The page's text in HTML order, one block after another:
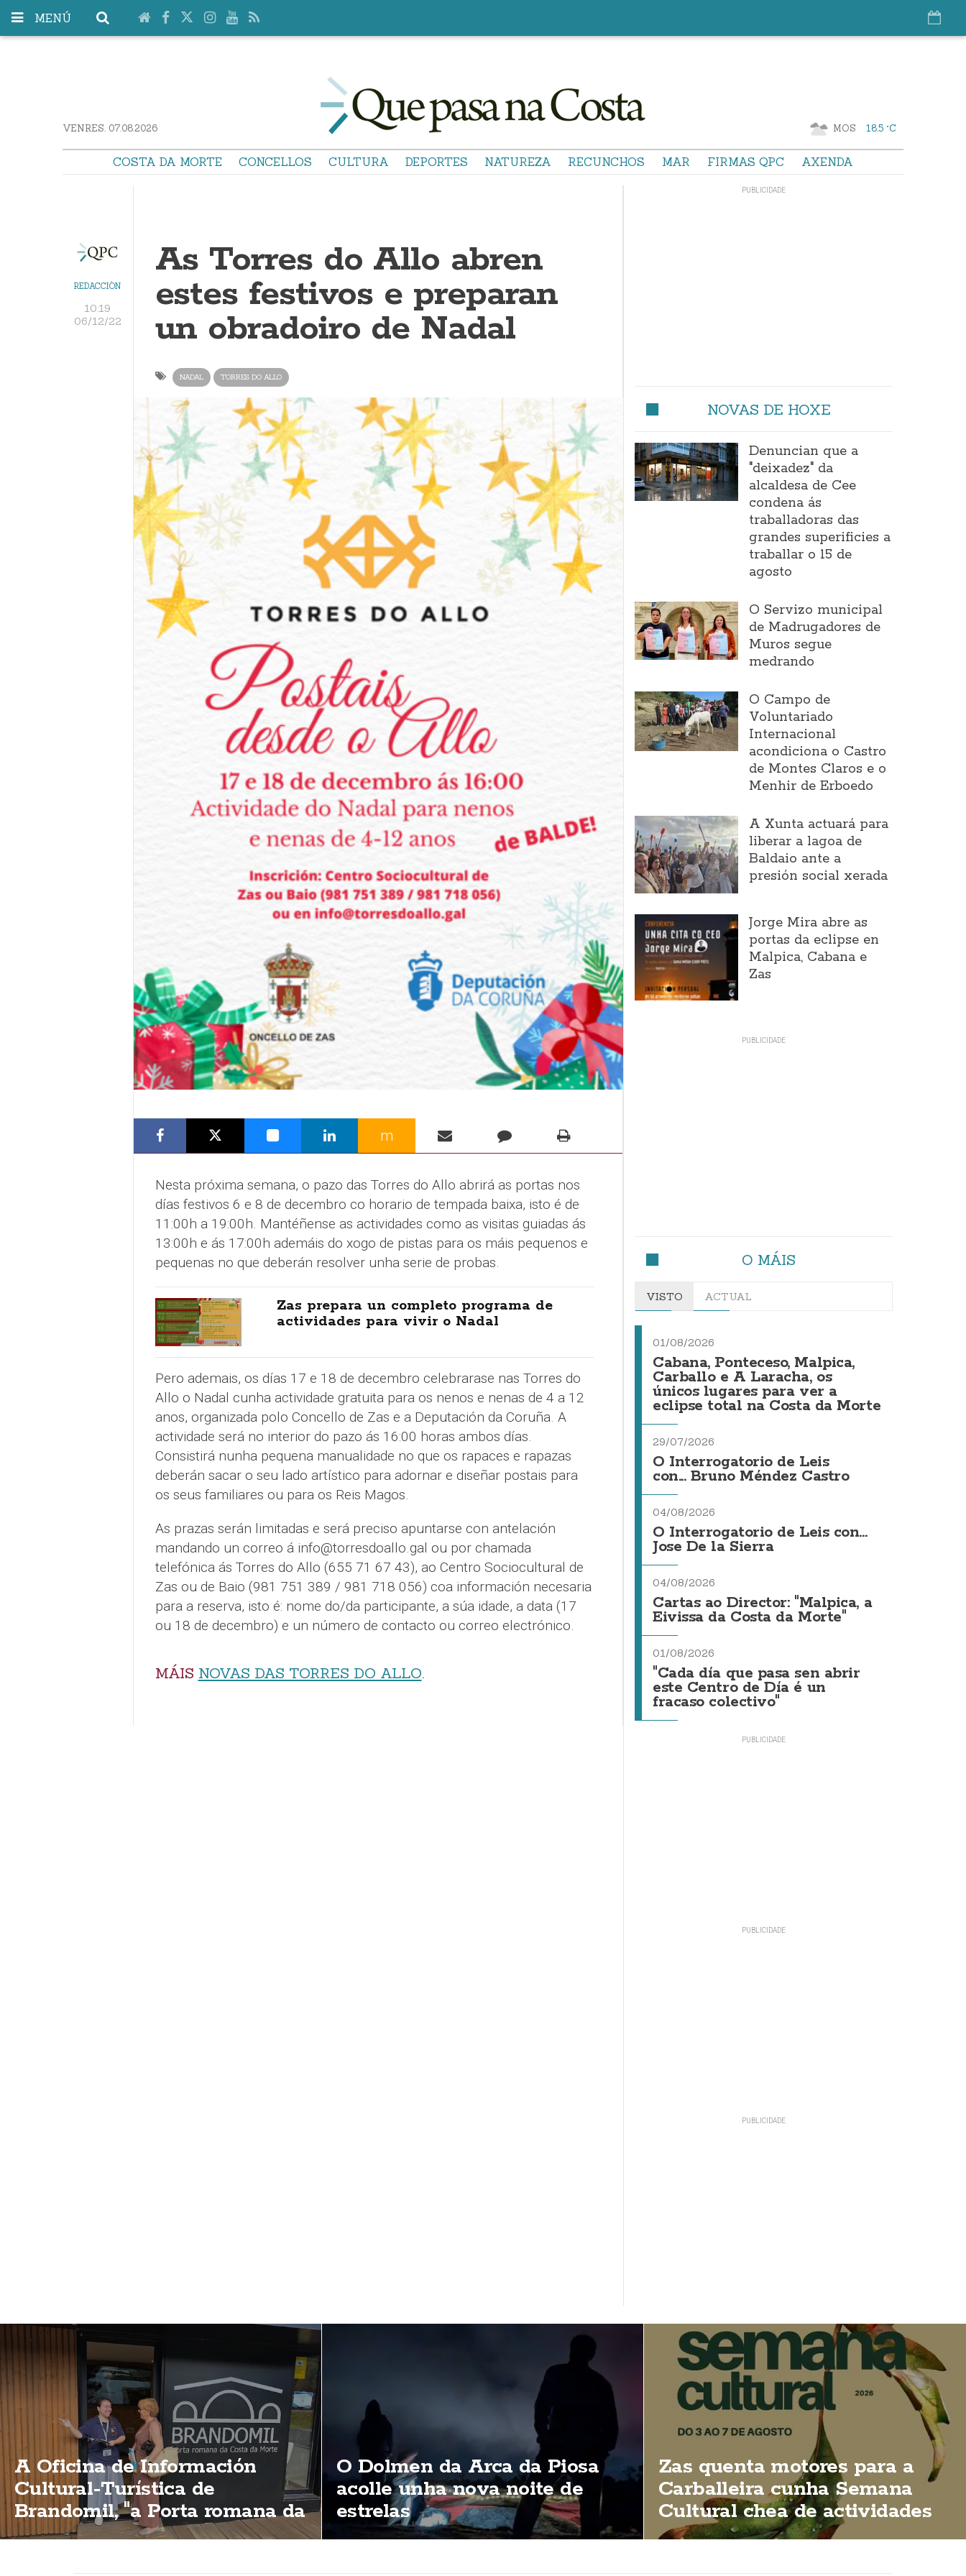
MENÚ
VENRES. 07.08.2026 MOS 18.5 °C
COSTA DA MORTE CONCELLOS CULTURA DEPORTES NATUREZA RECUNCHOS MAR FIRMAS QPC AXENDA
REDACCIÓN
10:19
06/12/22
As Torres do Allo abren
estes festivos e preparan
un obradoiro de Nadal
NADAL TORRES DO ALLO
m
Nesta próxima semana, o pazo das Torres do Allo abrirá as portas nos
días festivos 6 e 8 de decembro co horario de tempada baixa, isto é de
11:00h a 19:00h. Mantéñense as actividades como as visitas guiadas ás
13:00h e ás 17:00h ademáis do xogo de pistas para os máis pequenos e
pequenas no que deberán resolver unha serie de probas.
Zas prepara un completo programa de
actividades para vivir o Nadal
Pero ademais, os días 17 e 18 de decembro celebrarase nas Torres do
Allo o Nadal cunha actividade gratuita para os nenos e nenas de 4 a 12
anos, organizada polo Concello de Zas e a Deputación da Coruña. A
actividade será no interior do pazo ás 16:00 horas ambos días.
Consistirá nunha pequena manualidade no que os rapaces e rapazas
deberán sacar o seu lado artístico para adornar e diseñar postais para
os seus familiares ou para os Reis Magos.
As prazas serán limitadas e será preciso apuntarse con antelación
mandando un correo á info@torresdoallo.gal ou por chamada
telefónica ás Torres do Allo (655 71 67 43), ao Centro Sociocultural de
Zas ou de Baio (981 751 389 / 981 718 056) coa información necesaria
para a reserva, isto é: nome do/da participante, a súa idade, a data (17
ou 18 de decembro) e un número de contacto ou correo electrónico.
MÁIS NOVAS DAS TORRES DO ALLO.
NOVAS DE HOXE
Denuncian que a
"deixadez" da
alcaldesa de Cee
condena ás
traballadoras das
grandes superificies a
traballar o 15 de
agosto
O Servizo municipal
de Madrugadores de
Muros segue
medrando
O Campo de
Voluntariado
Internacional
acondiciona o Castro
de Montes Claros e o
Menhir de Erboedo
A Xunta actuará para
liberar a lagoa de
Baldaio ante a
presión social xerada
Jorge Mira abre as
portas da eclipse en
Malpica, Cabana e
Zas
O MÁIS
VISTO ACTUAL
01/08/2026
Cabana, Ponteceso, Malpica,
Carballo e A Laracha, os
únicos lugares para ver a
eclipse total na Costa da Morte
29/07/2026
O Interrogatorio de Leis
con... Bruno Méndez Castro
04/08/2026
O Interrogatorio de Leis con...
Jose De la Sierra
04/08/2026
Cartas ao Director: "Malpica, a
Eivissa da Costa da Morte"
01/08/2026
"Cada día que pasa sen abrir
este Centro de Día é un
fracaso colectivo"
A Oficina de Información
Cultural-Turística de
Brandomil, "a Porta romana da
Costa da Morte"
O Dolmen da Arca da Piosa
acolle unha nova noite de
estrelas
Zas quenta motores para a
Carballeira cunha Semana
Cultural chea de actividades